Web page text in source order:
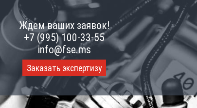
Ждем ваших заявок!
+7 (995) 100-33-55
info@fse.ms
Заказать экспертизу